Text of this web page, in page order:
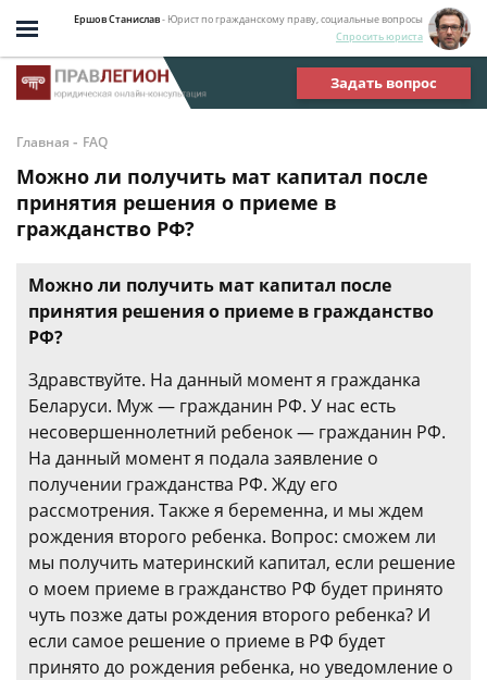
Ершов Станислав- Юрист по гражданскому праву, социальные вопросы
Спросить юриста
Задать вопрос
Главная - FAQ
Можно ли получить мат капитал после
принятия решения о приеме в
гражданство РФ?
Можно ли получить мат капитал после
принятия решения о приеме в гражданство
РФ?
Здравствуйте. На данный момент я гражданка
Беларуси. Муж — гражданин РФ. У нас есть
несовершеннолетний ребенок — гражданин РФ.
На данный момент я подала заявление о
получении гражданства РФ. Жду его
рассмотрения. Также я беременна, и мы ждем
рождения второго ребенка. Вопрос: сможем ли
мы получить материнский капитал, если решение
о моем приеме в гражданство РФ будет принято
чуть позже даты рождения второго ребенка? И
если самое решение о приеме в РФ будет
принято до рождения ребенка, но уведомление о